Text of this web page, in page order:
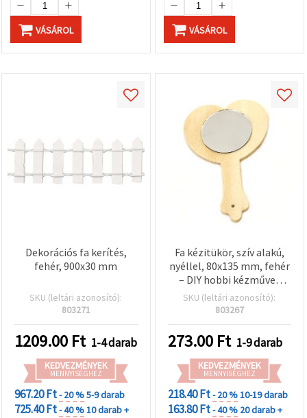
VÁSÁROL VÁSÁROL
Dekorációs fa kerítés,
fehér, 900x30 mm
SKU (leltári azonosító):
803271
1209.00 Ft 1-4 darab
KEDVEZMÉNYEK
MENNYISÉGHEZ
967.20 Ft- 20 %5-9 darab
725.40 Ft- 40 %10 darab +
Fa kézitükör, szív alakú,
nyéllel, 80x135 mm, fehér
– DIY hobbi kézműves
alapanyag
SKU (leltári azonosító):
803267
273.00 Ft 1-9 darab
KEDVEZMÉNYEK
MENNYISÉGHEZ
218.40 Ft- 20 %10-19 darab
163.80 Ft- 40 % 20 darab +